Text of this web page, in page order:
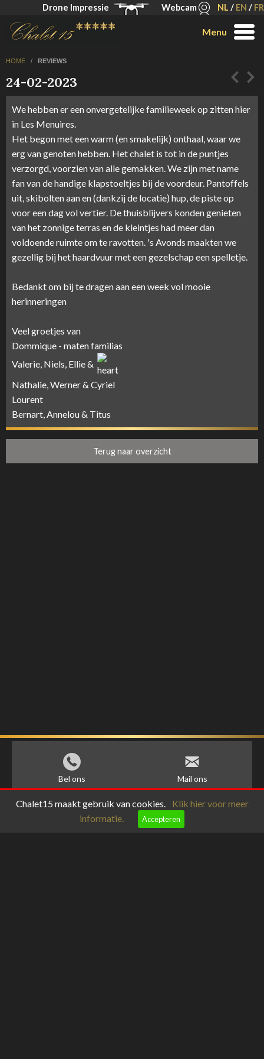
Drone Impressie Webcam NL / EN / FR
Menu
HOME / REVIEWS
24-02-2023
We hebben er een onvergetelijke familieweek op zitten hier
in Les Menuires.
Het begon met een warm (en smakelijk) onthaal, waar we
erg van genoten hebben. Het chalet is tot in de puntjes
verzorgd, voorzien van alle gemakken. We zijn met name
fan van de handige klapstoeltjes bij de voordeur. Pantoffels
uit, skibolten aan en (dankzij de locatie) hup, de piste op
voor een dag vol vertier. De thuisblijvers konden genieten
van het zonnige terras en de kleintjes had meer dan
voldoende ruimte om te ravotten. 's Avonds maakten we
gezellig bij het haardvuur met een gezelschap een spelletje.
Bedankt om bij te dragen aan een week vol mooie
herinneringen
Veel groetjes van
Dommique - maten familias
Valerie, Niels, Ellie &
Nathalie, Werner & Cyriel
Lourent
Bernart, Annelou & Titus
Terug naar overzicht
Bel ons Mail ons
Chalet15 maakt gebruik van cookies.
Klik hier voor meer
informatie.
Accepteren